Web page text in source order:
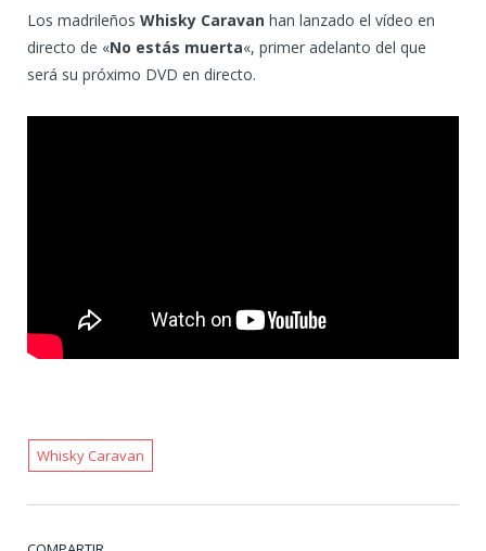
Los madrileños Whisky Caravan han lanzado el vídeo en
directo de «No estás muerta«, primer adelanto del que
será su próximo DVD en directo.
Whisky Caravan